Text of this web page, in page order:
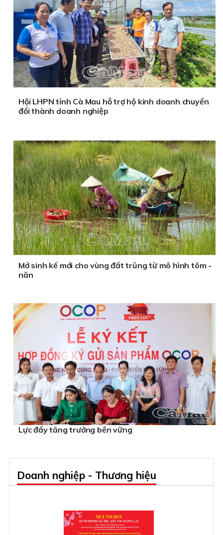
Hội LHPN tỉnh Cà Mau hỗ trợ hộ kinh doanh chuyển
đổi thành doanh nghiệp
Mở sinh kế mới cho vùng đất trũng từ mô hình tôm -
năn
Lực đẩy tăng trưởng bền vững
Doanh nghiệp - Thương hiệu